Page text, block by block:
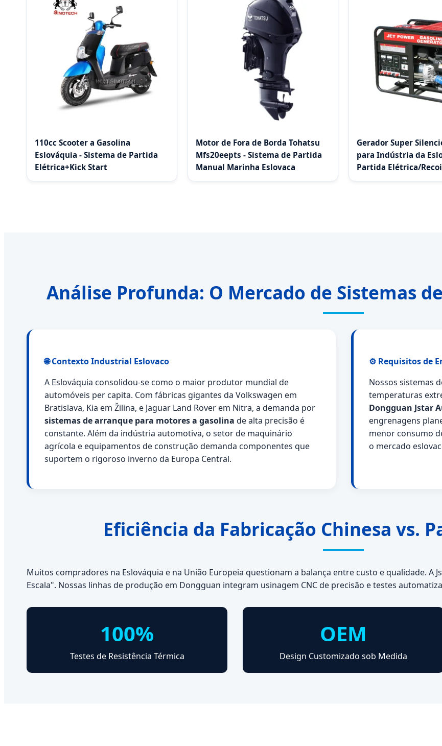
110cc Scooter a Gasolina
Eslováquia - Sistema de Partida
Elétrica+Kick Start
Motor de Fora de Borda Tohatsu
Mfs20eepts - Sistema de Partida
Manual Marinha Eslovaca
Gerador Super
para Indústria da
Partida Elétrica/
Análise Profunda: O Mercado de Sistemas
🌐 Contexto Industrial Eslovaco
A Eslováquia consolidou-se como o maior produtor mundial de
automóveis per capita. Com fábricas gigantes da Volkswagen em
Bratislava, Kia em Žilina, e Jaguar Land Rover em Nitra, a demanda por
sistemas de arranque para motores a gasolina de alta precisão é
constante. Além da indústria automotiva, o setor de maquinário
agrícola e equipamentos de construção demanda componentes que
suportem o rigoroso inverno da Europa Central.
⚙️ Requisitos de
Nossos sistemas
temperaturas
Dongguan Jstar
engrenagens
menor consumo
o mercado
Eficiência da Fabricação Chinesa vs.
Muitos compradores na Eslováquia e na União Europeia questionam a balança entre custo e qualidade. A
Escala". Nossas linhas de produção em Dongguan integram usinagem CNC de precisão e testes
100%
Testes de Resistência Térmica
OEM
Design Customizado sob Medida